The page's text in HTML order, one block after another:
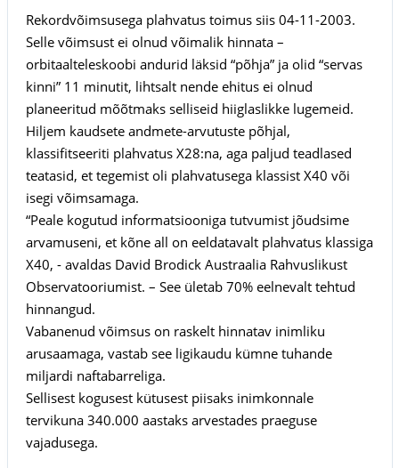
Rekordvõimsusega plahvatus toimus siis 04-11-2003.
Selle võimsust ei olnud võimalik hinnata –
orbitaalteleskoobi andurid läksid “põhja” ja olid “servas
kinni” 11 minutit, lihtsalt nende ehitus ei olnud
planeeritud mõõtmaks selliseid hiiglaslikke lugemeid.
Hiljem kaudsete andmete-arvutuste põhjal,
klassifitseeriti plahvatus X28:na, aga paljud teadlased
teatasid, et tegemist oli plahvatusega klassist X40 või
isegi võimsamaga.
“Peale kogutud informatsiooniga tutvumist jõudsime
arvamuseni, et kõne all on eeldatavalt plahvatus klassiga
X40, - avaldas David Brodick Austraalia Rahvuslikust
Observatooriumist. – See ületab 70% eelnevalt tehtud
hinnangud.
Vabanenud võimsus on raskelt hinnatav inimliku
arusaamaga, vastab see ligikaudu kümne tuhande
miljardi naftabarreliga.
Sellisest kogusest kütusest piisaks inimkonnale
tervikuna 340.000 aastaks arvestades praeguse
vajadusega.